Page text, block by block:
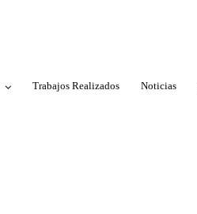
Trabajos Realizados Noticias